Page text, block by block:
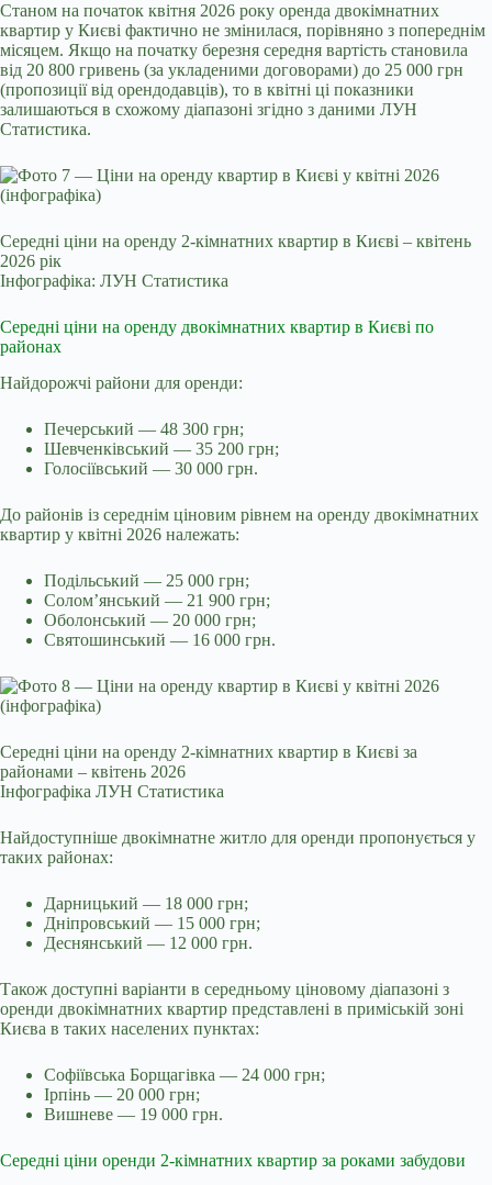
Станом на початок квітня 2026 року оренда двокімнатних
квартир у Києві фактично не змінилася, порівняно з попереднім
місяцем. Якщо на початку березня середня вартість становила
від 20 800 гривень (за укладеними договорами) до 25 000 грн
(пропозиції від орендодавців), то в квітні ці показники
залишаються в схожому діапазоні згідно з даними ЛУН
Статистика.
Середні ціни на оренду 2-кімнатних квартир в Києві – квітень
2026 рік
Інфографіка: ЛУН Статистика
Середні ціни на оренду двокімнатних квартир в Києві по
районах
Найдорожчі райони для оренди:
Печерський — 48 300 грн;
Шевченківський — 35 200 грн;
Голосіївський — 30 000 грн.
До районів із середнім ціновим рівнем на оренду двокімнатних
квартир у квітні 2026 належать:
Подільський — 25 000 грн;
Солом’янський — 21 900 грн;
Оболонський — 20 000 грн;
Святошинський — 16 000 грн.
Середні ціни на оренду 2-кімнатних квартир в Києві за
районами – квітень 2026
Інфографіка ЛУН Статистика
Найдоступніше двокімнатне житло для оренди пропонується у
таких районах:
Дарницький — 18 000 грн;
Дніпровський — 15 000 грн;
Деснянський — 12 000 грн.
Також доступні варіанти в середньому ціновому діапазоні з
оренди двокімнатних квартир представлені в приміській зоні
Києва в таких населених пунктах:
Софіївська Борщагівка — 24 000 грн;
Ірпінь — 20 000 грн;
Вишневе — 19 000 грн.
Середні ціни оренди 2-кімнатних квартир за роками забудови